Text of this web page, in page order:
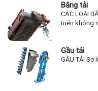
Băng tải
CÁC LOẠI
triển không
Gầu tải
GẦU TẢI Sơ